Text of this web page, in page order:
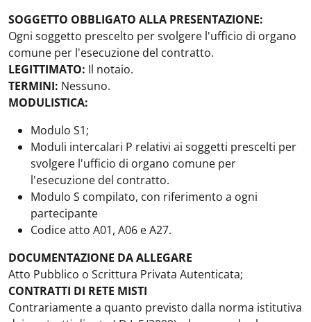
SOGGETTO OBBLIGATO ALLA PRESENTAZIONE:
Ogni soggetto prescelto per svolgere l'ufficio di organo
comune per l'esecuzione del contratto.
LEGITTIMATO: Il notaio.
TERMINI: Nessuno.
MODULISTICA:
Modulo S1;
Moduli intercalari P relativi ai soggetti prescelti per
svolgere l'ufficio di organo comune per
l'esecuzione del contratto.
Modulo S compilato, con riferimento a ogni
partecipante
Codice atto A01, A06 e A27.
DOCUMENTAZIONE DA ALLEGARE
Atto Pubblico o Scrittura Privata Autenticata;
CONTRATTI DI RETE MISTI
Contrariamente a quanto previsto dalla norma istitutiva